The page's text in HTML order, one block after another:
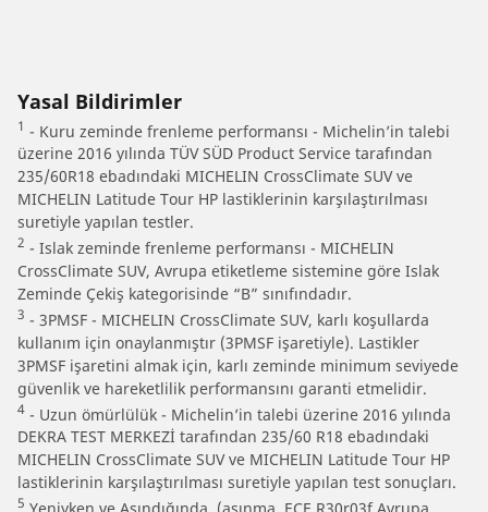
Yasal Bildirimler
1 - Kuru zeminde frenleme performansı - Michelin’in talebi
üzerine 2016 yılında TÜV SÜD Product Service tarafından
235/60R18 ebadındaki MICHELIN CrossClimate SUV ve
MICHELIN Latitude Tour HP lastiklerinin karşılaştırılması
suretiyle yapılan testler.
2 - Islak zeminde frenleme performansı - MICHELIN
CrossClimate SUV, Avrupa etiketleme sistemine göre Islak
Zeminde Çekiş kategorisinde “B” sınıfındadır.
3 - 3PMSF - MICHELIN CrossClimate SUV, karlı koşullarda
kullanım için onaylanmıştır (3PMSF işaretiyle). Lastikler
3PMSF işaretini almak için, karlı zeminde minimum seviyede
güvenlik ve hareketlilik performansını garanti etmelidir.
4 - Uzun ömürlülük - Michelin’in talebi üzerine 2016 yılında
DEKRA TEST MERKEZİ tarafından 235/60 R18 ebadındaki
MICHELIN CrossClimate SUV ve MICHELIN Latitude Tour HP
lastiklerinin karşılaştırılması suretiyle yapılan test sonuçları.
5